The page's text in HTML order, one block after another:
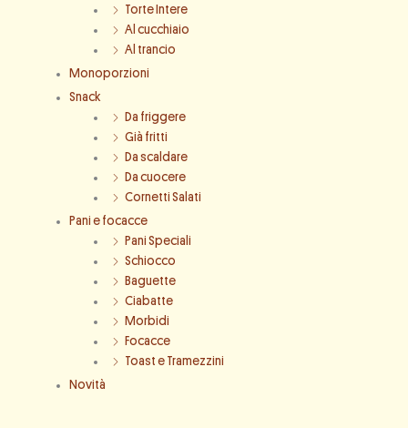
Torte Intere
Al cucchiaio
Al trancio
Monoporzioni
Snack
Da friggere
Già fritti
Da scaldare
Da cuocere
Cornetti Salati
Pani e focacce
Pani Speciali
Schiocco
Baguette
Ciabatte
Morbidi
Focacce
Toast e Tramezzini
Novità